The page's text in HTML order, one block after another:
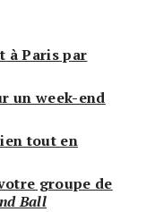
à Paris par
un week-end
tout en
groupe de
Ball